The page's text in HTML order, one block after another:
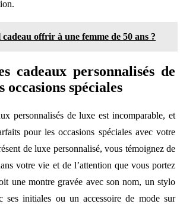
cadeau offrir à une femme de 50 ans ?
cadeaux personnalisés de
occasions spéciales
personnalisés de luxe est incomparable, et
pour les occasions spéciales avec votre
de luxe personnalisé, vous témoignez de
votre vie et de l’attention que vous portez
une montre gravée avec son nom, un stylo
ses initiales ou un accessoire de mode sur